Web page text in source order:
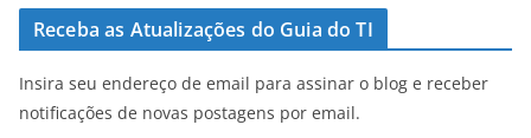
Receba as Atualizações do Guia do TI
Insira seu endereço de email para assinar o blog e receber
notificações de novas postagens por email.